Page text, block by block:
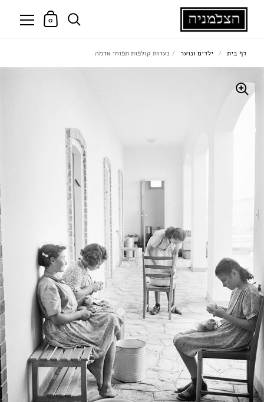
0
דף בית / ילדים ונוער / נערות קולפות תפוחי אדמה